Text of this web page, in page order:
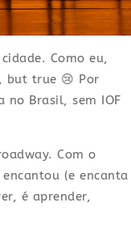
Como eu,
but true 😢 Por
no Brasil, sem IOF
Com o
(e encanta
é aprender,